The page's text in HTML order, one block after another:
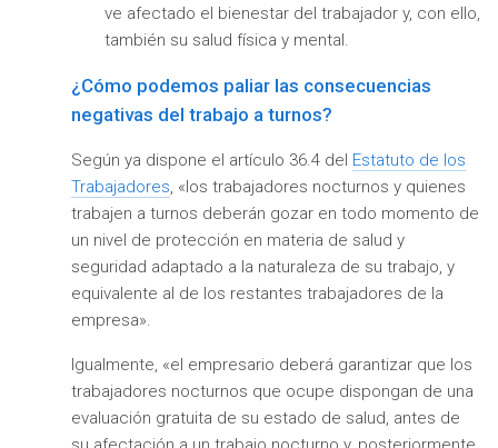
ve afectado el bienestar del trabajador y, con ello,
también su salud física y mental.
¿Cómo podemos paliar las consecuencias
negativas del trabajo a turnos?
Según ya dispone el artículo 36.4 del Estatuto de los
Trabajadores, «los trabajadores nocturnos y quienes
trabajen a turnos deberán gozar en todo momento de
un nivel de protección en materia de salud y
seguridad adaptado a la naturaleza de su trabajo, y
equivalente al de los restantes trabajadores de la
empresa».
Igualmente, «el empresario deberá garantizar que los
trabajadores nocturnos que ocupe dispongan de una
evaluación gratuita de su estado de salud, antes de